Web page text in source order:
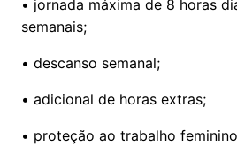
• jornada máxima de 8 horas
semanais;
• descanso semanal;
• adicional de horas extras;
• proteção ao trabalho